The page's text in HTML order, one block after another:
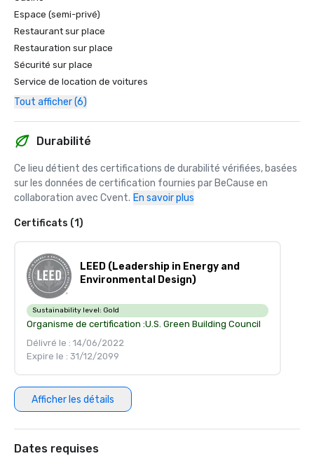
Espace (semi-privé)
Restaurant sur place
Restauration sur place
Sécurité sur place
Service de location de voitures
Tout afficher (6)
Durabilité
Ce lieu détient des certifications de durabilité vérifiées, basées
sur les données de certification fournies par BeCause en
collaboration avec Cvent. En savoir plus
Certificats (1)
LEED (Leadership in Energy and
Environmental Design)
Sustainability level: Gold
Organisme de certification :U.S. Green Building Council
Délivré le : 14/06/2022
Expire le : 31/12/2099
Afficher les détails
Dates requises